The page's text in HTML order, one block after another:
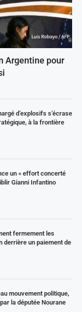
Argentine pour
d’explosifs s’écrase
à la frontière
un « effort concerté
Gianni Infantino
fermement les
derrière un paiement de
mouvement politique,
la députée Nourane